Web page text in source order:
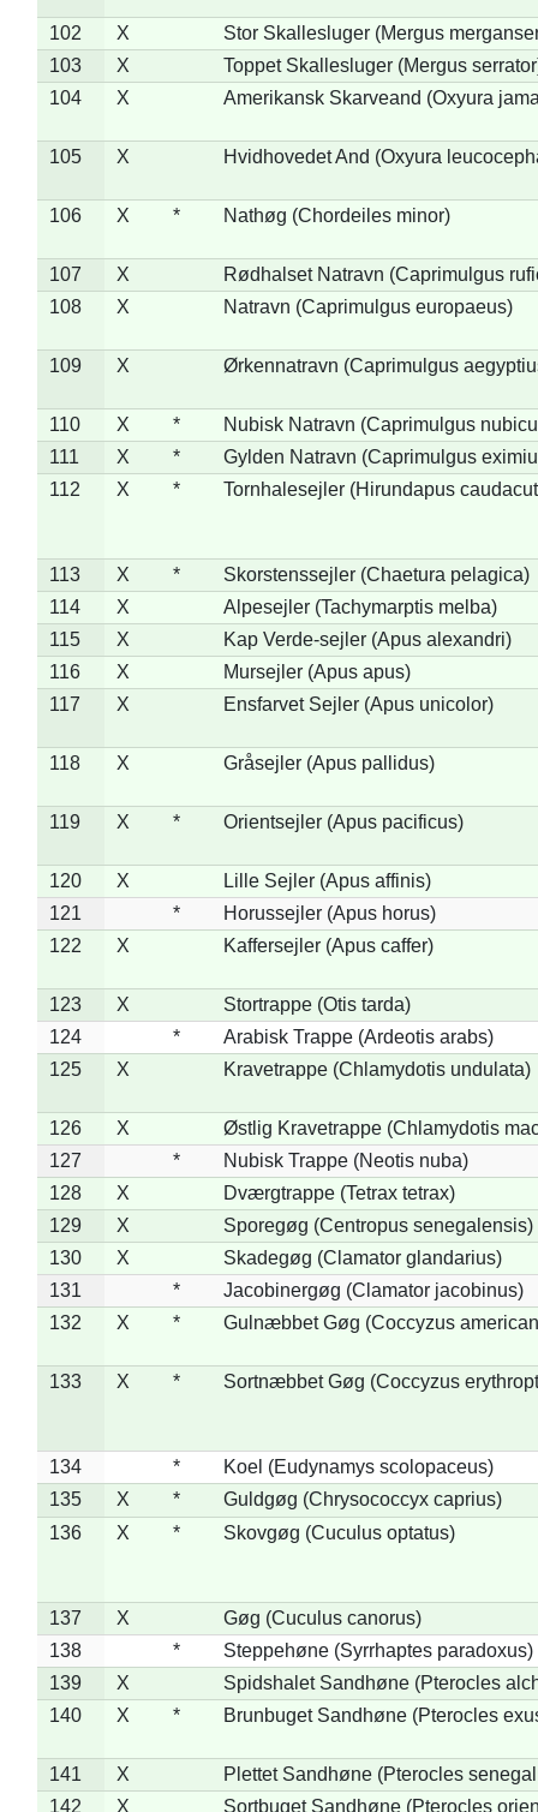
102 X
Stor Skallesluger (Mergus
103
X
Toppet Skallesluger (Mergus
104
X Amerikansk Skarveand (Oxyura
105 X Hvidhovedet And (Oxyura
106 X * Nathøg (Chordeiles minor)
107 X
Rødhalset Natravn (Caprimulgus
108
X Natravn (Caprimulgus europaeus)
109 X Ørkennatravn (Caprimulgus
110 X *
Nubisk Natravn (Caprimulgus
111
X *
Gylden Natravn (Caprimulgus
112
X * Tornhalesejler (Hirundapus
113 X *
Skorstenssejler (Chaetura pelagica)
114
X
Alpesejler (Tachymarptis melba)
115
X
Kap Verde-sejler (Apus alexandri)
116
X
Mursejler (Apus apus)
117
X Ensfarvet Sejler (Apus unicolor)
118 X Gråsejler (Apus pallidus)
119 X * Orientsejler (Apus pacificus)
120 X
Lille Sejler (Apus affinis)
121
*
Horussejler (Apus horus)
122
X Kaffersejler (Apus caffer)
123 X
Stortrappe (Otis tarda)
124
*
Arabisk Trappe (Ardeotis arabs)
125
X Kravetrappe (Chlamydotis undulata)
126 X
Østlig Kravetrappe (Chlamydotis
127
*
Nubisk Trappe (Neotis nuba)
128
X
Dværgtrappe (Tetrax tetrax)
129
X
Sporegøg (Centropus senegalensis)
130
X
Skadegøg (Clamator glandarius)
131
*
Jacobinergøg (Clamator jacobinus)
132
X * Gulnæbbet Gøg (Coccyzus
133 X * Sortnæbbet Gøg (Coccyzus
134 *
Koel (Eudynamys scolopaceus)
135
X *
Guldgøg (Chrysococcyx caprius)
136
X * Skovgøg (Cuculus optatus)
137 X
Gøg (Cuculus canorus)
138
*
Steppehøne (Syrrhaptes paradoxus)
139
X
Spidshalet Sandhøne (Pterocles
140
X * Brunbuget Sandhøne (Pterocles
141 X
Plettet Sandhøne (Pterocles
142
X Sortbuget Sandhøne (Pterocles